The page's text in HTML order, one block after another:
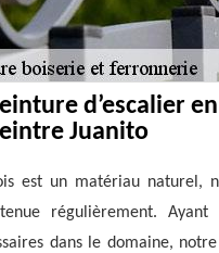
d’escalier
Juanito
est un matériau naturel,
régulièrement. Ayant
dans le domaine,